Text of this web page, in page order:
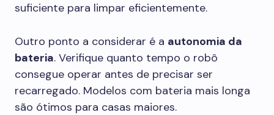
suficiente para limpar eficientemente.
Outro ponto a considerar é a autonomia da
bateria. Verifique quanto tempo o robô
consegue operar antes de precisar ser
recarregado. Modelos com bateria mais longa
são ótimos para casas maiores.